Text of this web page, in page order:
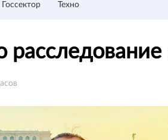
Госсектор Техно